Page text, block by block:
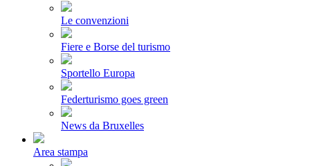
Le convenzioni
Fiere e Borse del turismo
Sportello Europa
Federturismo goes green
News da Bruxelles
Area stampa